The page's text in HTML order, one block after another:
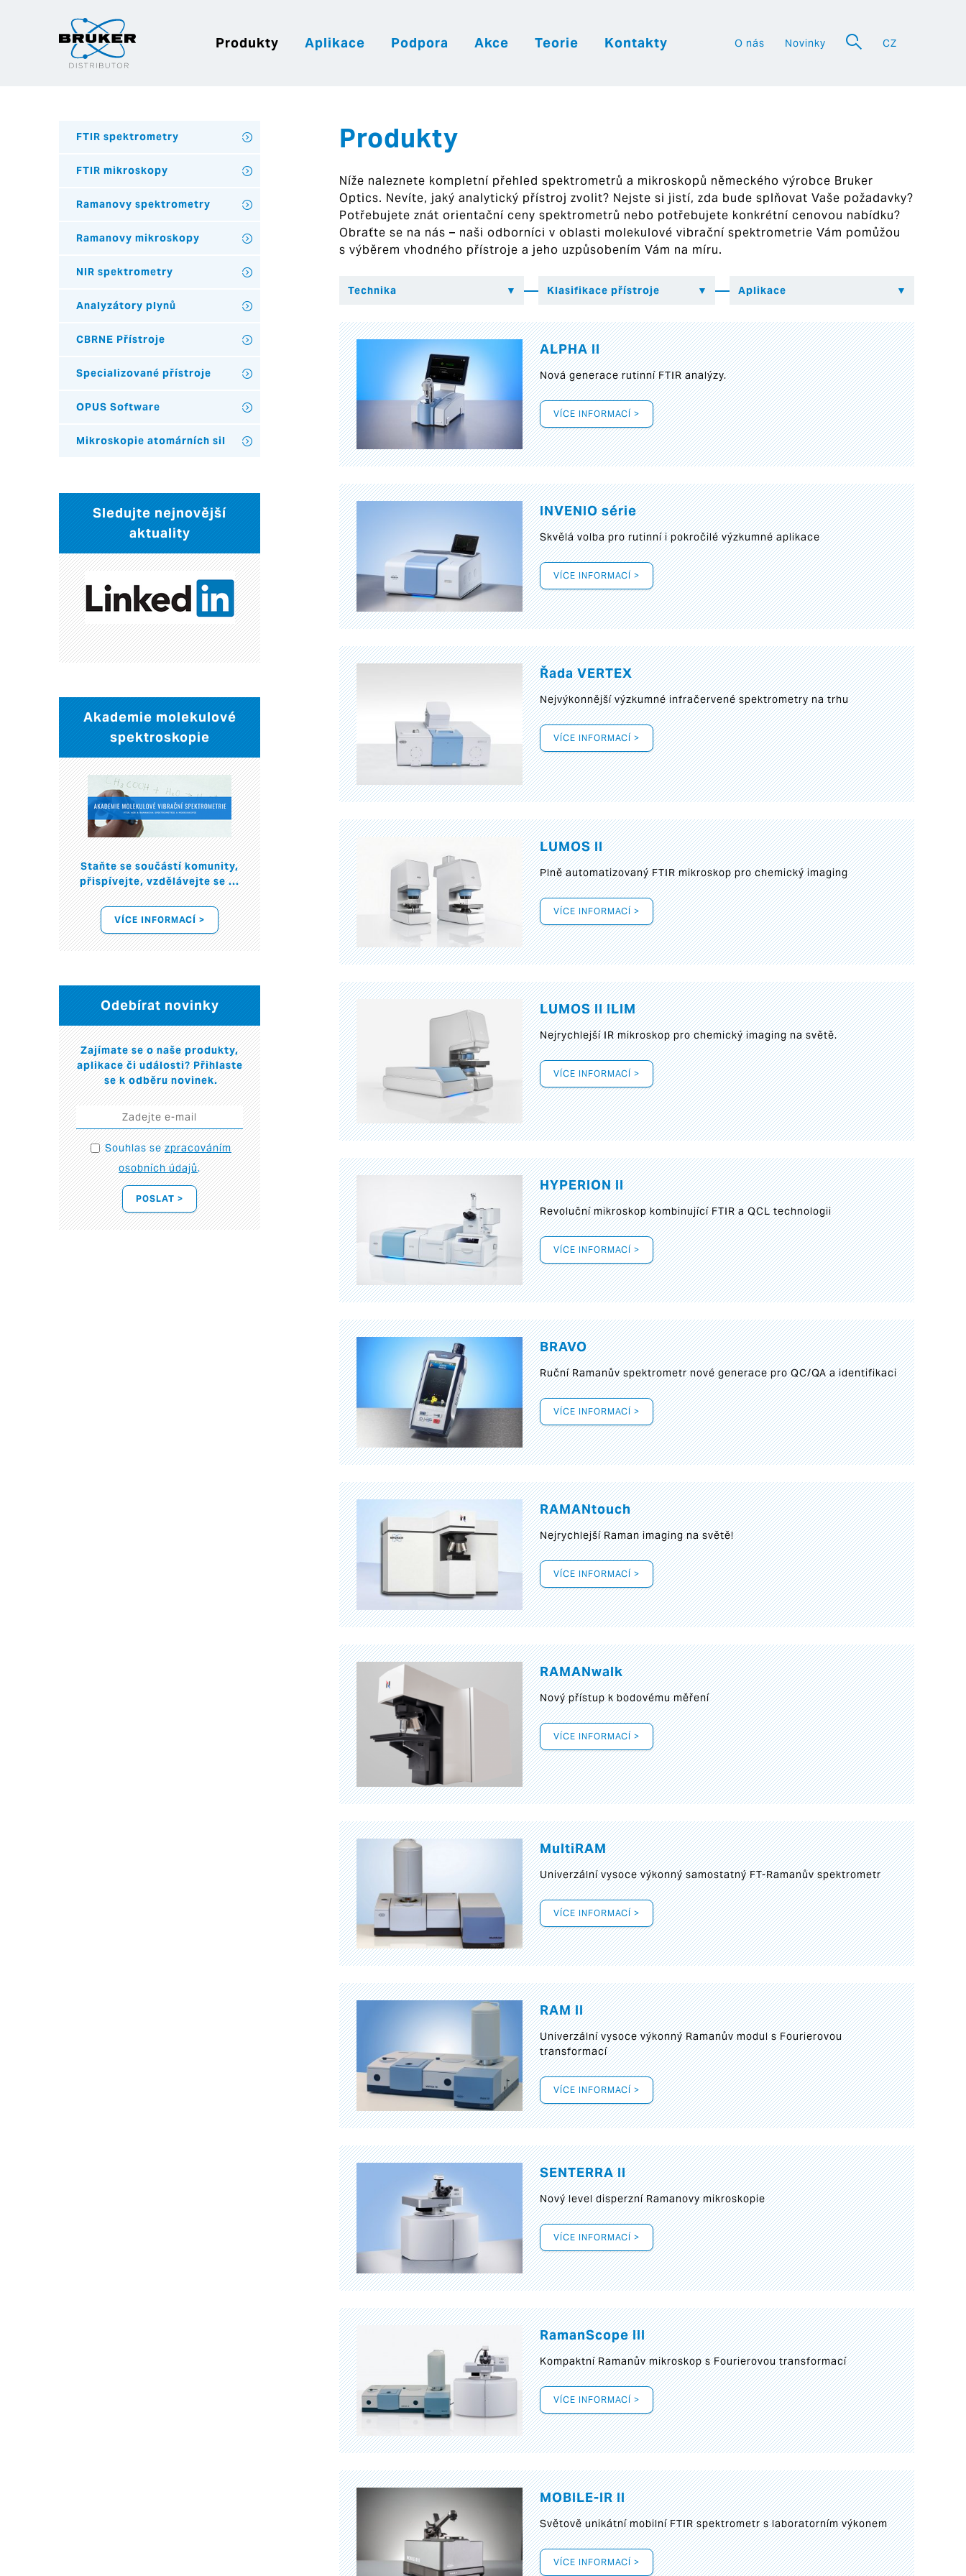
Produkty Aplikace Podpora Akce Teorie Kontakty O nás Novinky CZ
Produkty
Níže naleznete kompletní přehled spektrometrů a mikroskopů německého výrobce Bruker
Optics. Nevíte, jaký analytický přístroj zvolit? Nejste si jistí, zda bude splňovat Vaše požadavky?
Potřebujete znát orientační ceny spektrometrů nebo potřebujete konkrétní cenovou nabídku?
Obraťte se na nás – naši odborníci v oblasti molekulové vibrační spektrometrie Vám pomůžou
s výběrem vhodného přístroje a jeho uzpůsobením Vám na míru.
ALPHA II
Nová generace rutinní FTIR analýzy.
VÍCE INFORMACÍ >
INVENIO série
Skvělá volba pro rutinní i pokročilé výzkumné aplikace
VÍCE INFORMACÍ >
Řada VERTEX
Nejvýkonnější výzkumné infračervené spektrometry na trhu
VÍCE INFORMACÍ >
LUMOS II
Plně automatizovaný FTIR mikroskop pro chemický imaging
VÍCE INFORMACÍ >
LUMOS II ILIM
Nejrychlejší IR mikroskop pro chemický imaging na světě.
VÍCE INFORMACÍ >
HYPERION II
Revoluční mikroskop kombinující FTIR a QCL technologii
VÍCE INFORMACÍ >
BRAVO
Ruční Ramanův spektrometr nové generace pro QC/QA a identifikaci
VÍCE INFORMACÍ >
RAMANtouch
Nejrychlejší Raman imaging na světě!
VÍCE INFORMACÍ >
RAMANwalk
Nový přístup k bodovému měření
VÍCE INFORMACÍ >
MultiRAM
Univerzální vysoce výkonný samostatný FT-Ramanův spektrometr
VÍCE INFORMACÍ >
RAM II
Univerzální vysoce výkonný Ramanův modul s Fourierovou
transformací
VÍCE INFORMACÍ >
SENTERRA II
Nový level disperzní Ramanovy mikroskopie
VÍCE INFORMACÍ >
RamanScope III
Kompaktní Ramanův mikroskop s Fourierovou transformací
VÍCE INFORMACÍ >
MOBILE-IR II
Světově unikátní mobilní FTIR spektrometr s laboratorním výkonem
VÍCE INFORMACÍ >
FTIR spektrometry
FTIR mikroskopy
Ramanovy spektrometry
Ramanovy mikroskopy
NIR spektrometry
Analyzátory plynů
CBRNE Přístroje
Specializované přístroje
OPUS Software
Mikroskopie atomárních sil
Sledujte nejnovější
aktuality
Akademie molekulové
spektroskopie
Staňte se součástí komunity,
přispívejte, vzdělávejte se ...
VÍCE INFORMACÍ >
Odebírat novinky
Zajímate se o naše produkty,
aplikace či události? Přihlaste
se k odběru novinek.
Souhlas sezpracováním
osobních údajů.
POSLAT >